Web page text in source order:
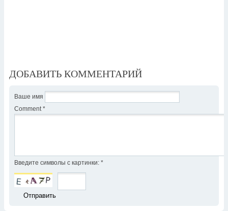
ДОБАВИТЬ КОММЕНТАРИЙ
Ваше имя
Comment *
Введите символы с картинки: *